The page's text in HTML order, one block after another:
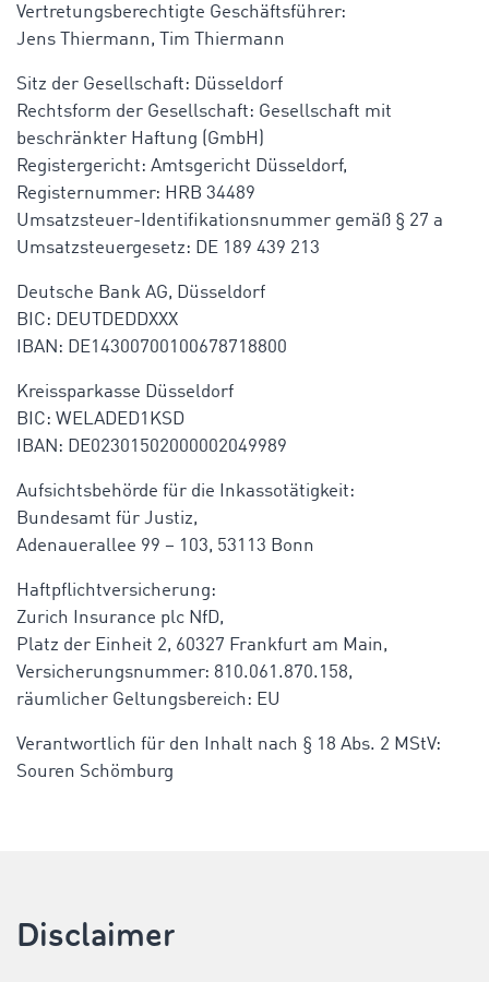
Vertretungsberechtigte Geschäftsführer:
Jens Thiermann, Tim Thiermann
Sitz der Gesellschaft: Düsseldorf
Rechtsform der Gesellschaft: Gesellschaft mit
beschränkter Haftung (GmbH)
Registergericht: Amtsgericht Düsseldorf,
Registernummer: HRB 34489
Umsatzsteuer-Identifikationsnummer gemäß § 27 a
Umsatzsteuergesetz: DE 189 439 213
Deutsche Bank AG, Düsseldorf
BIC: DEUTDEDDXXX
IBAN: DE14300700100678718800
Kreissparkasse Düsseldorf
BIC: WELADED1KSD
IBAN: DE02301502000002049989
Aufsichtsbehörde für die Inkassotätigkeit:
Bundesamt für Justiz,
Adenauerallee 99 – 103, 53113 Bonn
Haftpflichtversicherung:
Zurich Insurance plc NfD,
Platz der Einheit 2, 60327 Frankfurt am Main,
Versicherungsnummer: 810.061.870.158,
räumlicher Geltungsbereich: EU
Verantwortlich für den Inhalt nach § 18 Abs. 2 MStV:
Souren Schömburg
Disclaimer